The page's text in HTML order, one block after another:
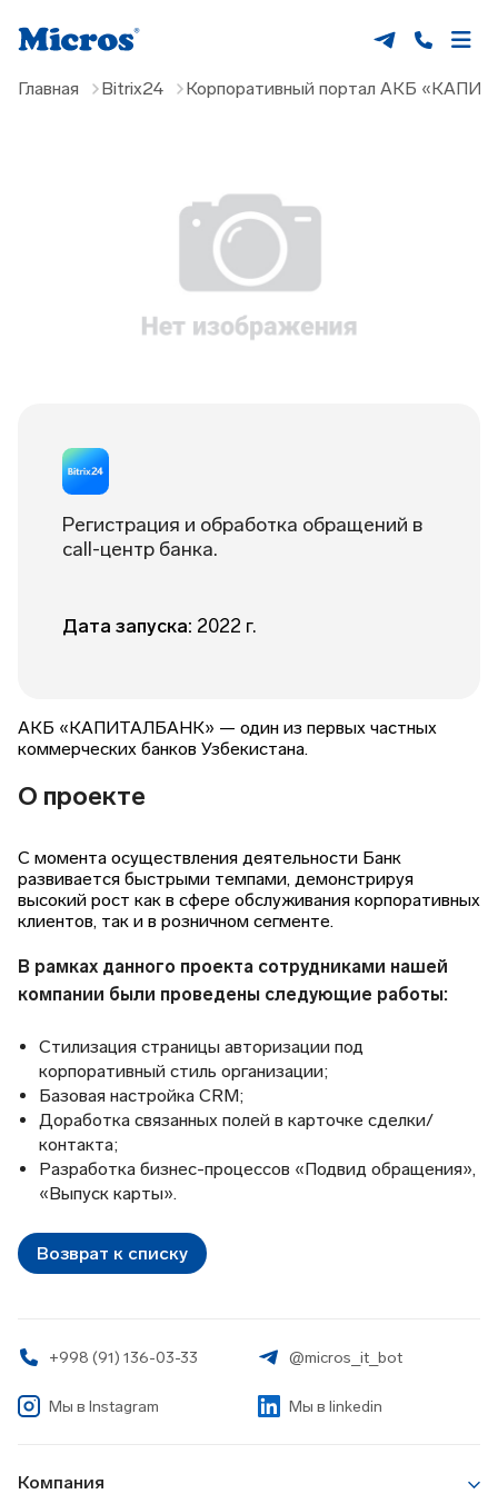
Главная Bitrix24 Корпоративный портал АКБ
Регистрация и обработка обращений в
call-центр банка.
Дата запуска: 2022 г.
АКБ «КАПИТАЛБАНК» — один из первых частных
коммерческих банков Узбекистана.
О проекте
С момента осуществления деятельности Банк
развивается быстрыми темпами, демонстрируя
высокий рост как в сфере обслуживания корпоративных
клиентов, так и в розничном сегменте.
В рамках данного проекта сотрудниками нашей
компании были проведены следующие работы:
Стилизация страницы авторизации под
корпоративный стиль организации;
Базовая настройка CRM;
Доработка связанных полей в карточке сделки/
контакта;
Разработка бизнес-процессов «Подвид обращения»,
«Выпуск карты».
Возврат к списку
+998 (91) 136-03-33 @micros_it_bot
Мы в Instagram Мы в linkedin
Компания